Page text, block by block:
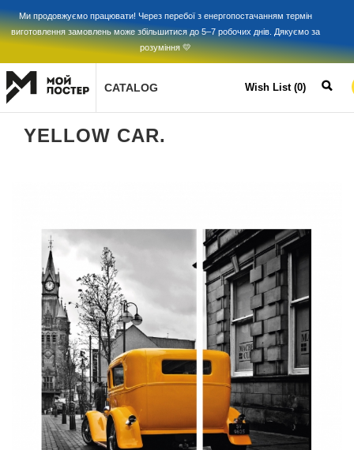
Ми продовжуємо працювати! Через перебої з енергопостачанням термін
виготовлення замовлень може збільшитися до 5–7 робочих днів. Дякуємо за
розуміння 💛
CATALOG Wish List (0)
YELLOW CAR.